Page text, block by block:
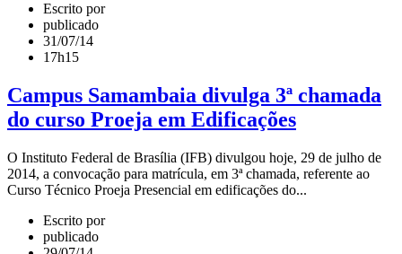
Escrito por
publicado
31/07/14
17h15
Campus Samambaia divulga 3ª chamada
do curso Proeja em Edificações
O Instituto Federal de Brasília (IFB) divulgou hoje, 29 de julho de
2014, a convocação para matrícula, em 3ª chamada, referente ao
Curso Técnico Proeja Presencial em edificações do...
Escrito por
publicado